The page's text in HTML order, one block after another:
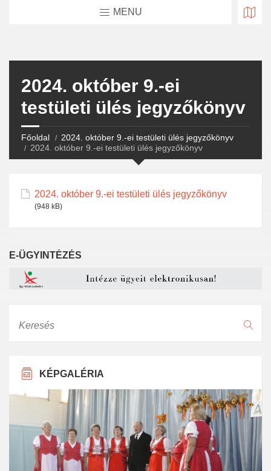
MENU
2024. október 9.-ei
testületi ülés jegyzőkönyv
Főoldal
2024. október 9.-ei testületi ülés jegyzőkönyv
2024. október 9.-ei testületi ülés jegyzőkönyv
2024. október 9.-ei testületi ülés jegyzőkönyv
(948 kB)
E-ÜGYINTÉZÉS
KÉPGALÉRIA